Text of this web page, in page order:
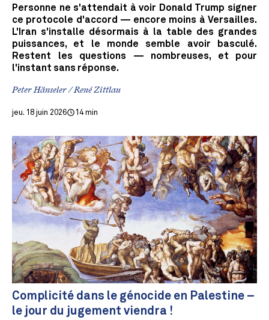
Personne ne s'attendait à voir Donald Trump signer
ce protocole d'accord — encore moins à Versailles.
L'Iran s'installe désormais à la table des grandes
puissances, et le monde semble avoir basculé.
Restent les questions — nombreuses, et pour
l'instant sans réponse.
Peter Hänseler / René Zittlau
jeu. 18 juin 2026 14 min
Complicité dans le génocide en Palestine –
le jour du jugement viendra !